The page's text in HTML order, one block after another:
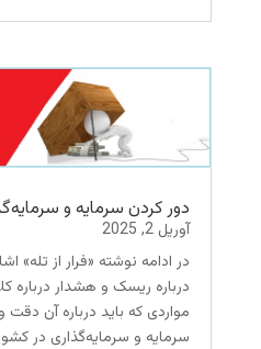
دور کردن سرمایه‌ و
آوریل 2, 2025
در ادامه نوشته «فرار از تله»
درباره ریسک‌ و هشدار درباره
مواردی که باید درباره آن
سرمایه و سرمایه‌گذاری در